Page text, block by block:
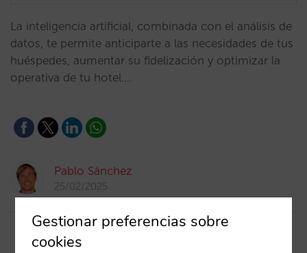
La inteligencia artificial, combinada con el análisis de
datos, te permite anticiparte a las necesidades de tus
huéspedes, aumentar su fidelización y optimizar la
operativa de tu hotel.…
Pablo Sánchez
25/02/2025
Gestionar preferencias sobre
cookies